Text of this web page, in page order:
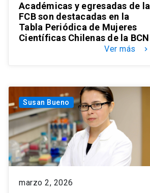
Académicas y egresadas de la
FCB son destacadas en la
Tabla Periódica de Mujeres
Científicas Chilenas de la BCN
Ver más keyboard_arrow_right
Susan Bueno
marzo 2, 2026